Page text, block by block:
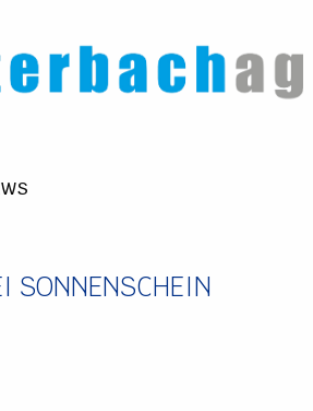
SONNENSCHEIN